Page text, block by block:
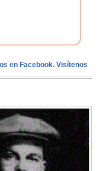
en Facebook. Visítenos